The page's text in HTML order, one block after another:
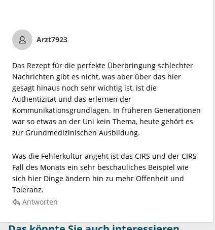
Arzt7923
Das Rezept für die perfekte Überbringung schlechter
Nachrichten gibt es nicht, was aber über das hier
gesagt hinaus noch sehr wichtig ist, ist die
Authentizität und das erlernen der
Kommunikationsgrundlagen. In früheren Generationen
war so etwas an der Uni kein Thema, heute gehört es
zur Grundmedizinischen Ausbildung.
Was die Fehlerkultur angeht ist das CIRS und der CIRS
Fall des Monats ein sehr beschauliches Beispiel wie
sich hier Dinge ändern hin zu mehr Offenheit und
Toleranz.
Antworten